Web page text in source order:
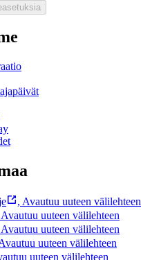
, Avautuu uuteen välilehteen
Avautuu uuteen välilehteen
Avautuu uuteen välilehteen
uuteen välilehteen
uuteen välilehteen